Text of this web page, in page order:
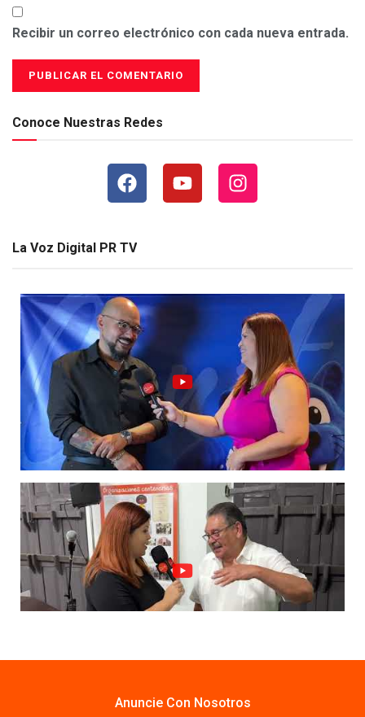
Recibir un correo electrónico con cada nueva entrada.
Conoce Nuestras Redes
La Voz Digital PR TV
Anuncie Con Nosotros